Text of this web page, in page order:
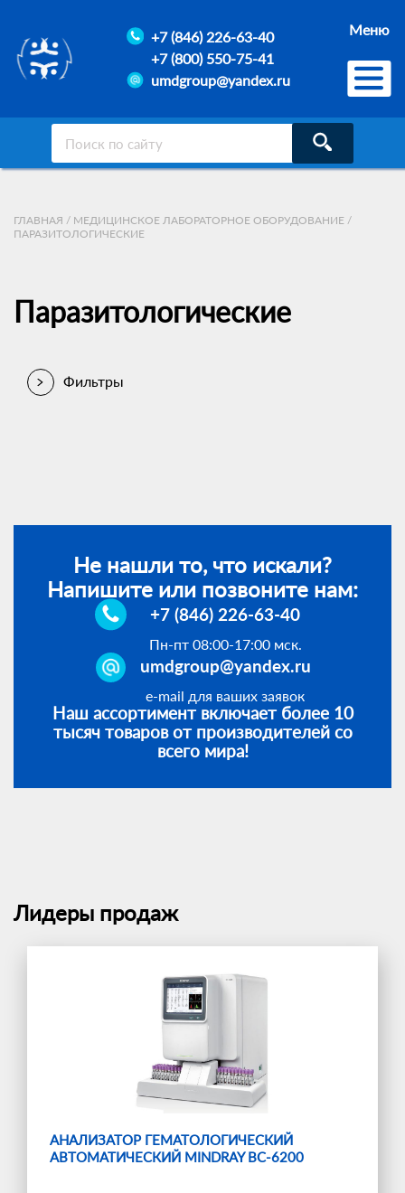
+7 (846) 226-63-40
+7 (800) 550-75-41
umdgroup@yandex.ru
Меню
ГЛАВНАЯ / МЕДИЦИНСКОЕ ЛАБОРАТОРНОЕ ОБОРУДОВАНИЕ /
ПАРАЗИТОЛОГИЧЕСКИЕ
Паразитологические
Фильтры
Не нашли то, что искали?
Напишите или позвоните нам:
+7 (846) 226-63-40
Пн-пт 08:00-17:00 мск.
umdgroup@yandex.ru
e-mail для ваших заявок
Наш ассортимент включает более 10
тысяч товаров от производителей со
всего мира!
Лидеры продаж
АНАЛИЗАТОР ГЕМАТОЛОГИЧЕСКИЙ
АВТОМАТИЧЕСКИЙ MINDRAY BC-6200